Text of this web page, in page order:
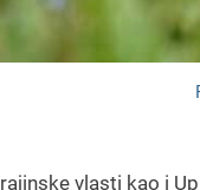
vlasti kao i